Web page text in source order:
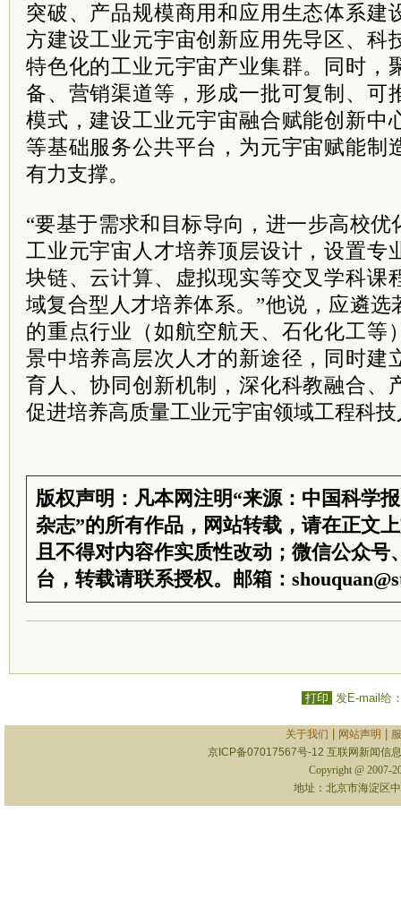
突破、产品规模商用和应用生态体系建
方建设工业元宇宙创新应用先导区、科
特色化的工业元宇宙产业集群。同时，
备、营销渠道等，形成一批可复制、可
模式，建设工业元宇宙融合赋能创新中
等基础服务公共平台，为元宇宙赋能制
有力支撑。
“要基于需求和目标导向，进一步高校
工业元宇宙人才培养顶层设计，设置专
块链、云计算、虚拟现实等交叉学科课
域复合型人才培养体系。”他说，应遴
的重点行业（如航空航天、石化化工等
景中培养高层次人才的新途径，同时建
育人、协同创新机制，深化科教融合、
促进培养高质量工业元宇宙领域工程科
版权声明：凡本网注明“来源：中国科学
杂志”的所有作品，网站转载，请在正文
且不得对内容作实质性改动；微信公众号
台，转载请联系授权。邮箱：
打印 发E-mail给
关于我们 网站声明
京ICP备07017567号-12 互联网新闻信
Copyright @ 2007-
地址：北京市海淀区